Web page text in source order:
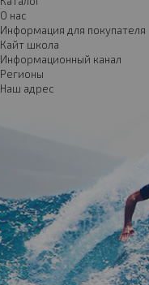
О нас
Информация для покупателя
Кайт школа
Информационный канал
Регионы
Наш адрес